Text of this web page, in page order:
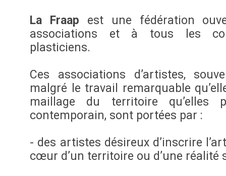
La Fraap est une fédération
associations et à tous les
plasticiens.
Ces associations d’artistes,
malgré le travail remarquable
maillage du territoire qu’elles
contemporain, sont portées par :
- des artistes désireux d’inscrire
cœur d’un territoire ou d’une réalité